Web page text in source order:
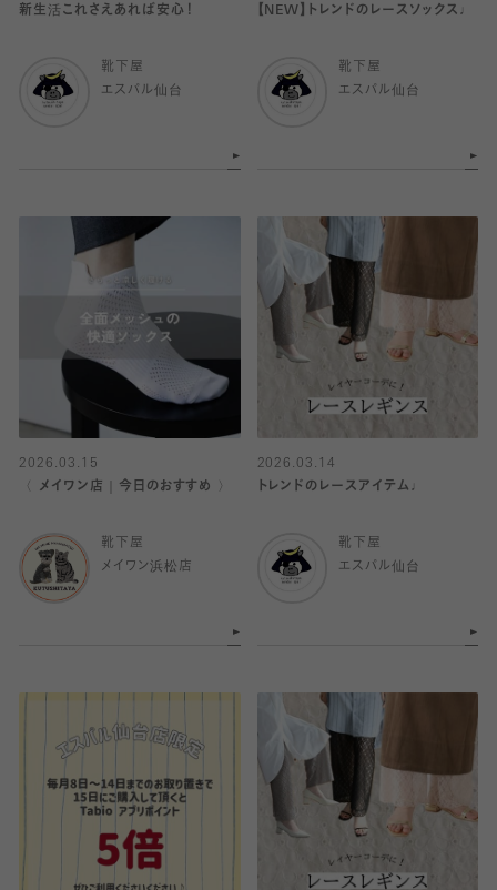
新生活これさえあれば安心！
靴下屋
エスパル仙台
【NEW】トレンドのレースソックス♩
靴下屋
エスパル仙台
2026.03.15
〈 メイワン店｜今日のおすすめ 〉
靴下屋
メイワン浜松店
2026.03.14
トレンドのレースアイテム♩
靴下屋
エスパル仙台